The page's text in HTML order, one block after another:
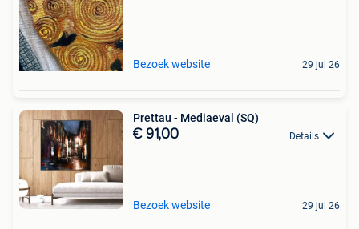
Bezoek website 29 jul 26
Prettau - Mediaeval (SQ)
€ 91,00 Details
Bezoek website 29 jul 26